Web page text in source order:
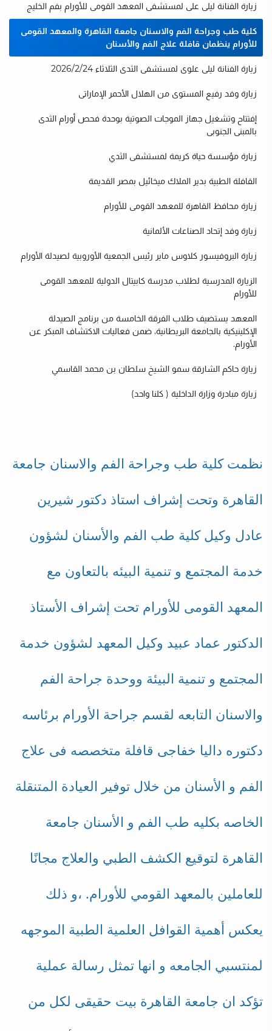
زيارة الفنانة ليلى على لمستشفى المعهد القومى للأورام بفم الخليج
كلية طب وجراحة الفم والاسنان جامعة القاهرة والمعهد القومى
للأورام ينظمان قافلة علاج الفم والأسنان
زيارة الفنانة ليلى علوى لمستشفى الثدى الثلاثاء 2026/2/24
زيارة وفد رفيع المستوى من الهلال الأحمر الإماراتى
إفتتاح وتشغيل جهاز الموجات الصوتية بوحدة فحص أورام الثدى
بالمبنى الجنوبى
زيارة مؤسسة حياة كريمة لمستشفى الثدي
القافلة الطبية بدير الملاك ميخائيل بمصر القديمة
زيارة محافظ القاهرة للمعهد القومى للأورام
زيارة وفد إتحاد الصناعات الألمانية
زيارة البروفيسور كلاوس ماير رئيس الجمعية الأوروبية لصيدلة الأورام
الزيارة المدرسية لطلاب مدرسة كابيتال الدولية للمعهد القومى
للأورام
المعهد يستضيف طلاب الفرقة الخامسة من برنامج الصيدلة
الإكلينيكية بالجامعة البريطانية، ضمن فعاليات الاكتشاف المبكر عن
الأورام.
زيارة حاكم الشارقة سمو الشيخ سلطان بن محمد القاسمي
زيارة مبادرة وزارة الداخلية ( كلنا واحد)
نظمت كلية طب وجراحة الفم والاسنان جامعة
القاهرة وتحت إشراف استاذ دكتور شيرين
عادل وكيل كلية طب الفم والأسنان لشؤون
خدمة المجتمع و تنمية البيئه بالتعاون مع
المعهد القومى للأورام تحت إشراف الأستاذ
الدكتور عماد عبيد وكيل المعهد لشؤون خدمة
المجتمع و تنمية البيئة ووحدة جراحة الفم
والاسنان التابعه لقسم جراحة الأورام برئاسه
دكتوره داليا خفاجى قافلة متخصصه فى علاج
الفم و الأسنان من خلال توفير العيادة المتنقلة
الخاصه بكليه طب الفم و الأسنان جامعة
القاهرة لتوقيع الكشف الطبي والعلاج مجانًا
للعاملين بالمعهد القومي للأورام. ،و ذلك
يعكس أهمية القوافل العلمية الطبية الموجهه
لمنتسبي الجامعه و انها تمثل رسالة عملية
تؤكد ان جامعة القاهرة بيت حقيقى لكل من